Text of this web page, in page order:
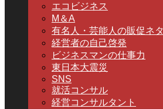
エコビジネス
M＆A
有名人・芸能人の販促ネタ
経営者の自己啓発
ビジネスマンの仕事力
東日本大震災
SNS
就活コンサル
経営コンサルタント